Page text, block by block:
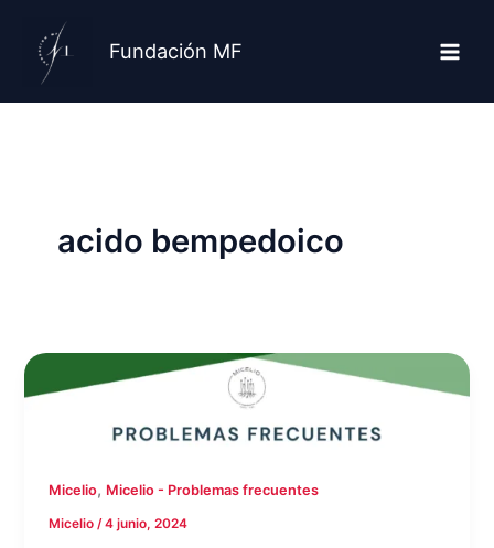
contenido
Fundación MF
acido bempedoico
Micelio, Micelio - Problemas frecuentes
Micelio/4 junio, 2024